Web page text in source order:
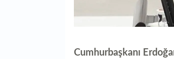
Cumhurbaşkanı